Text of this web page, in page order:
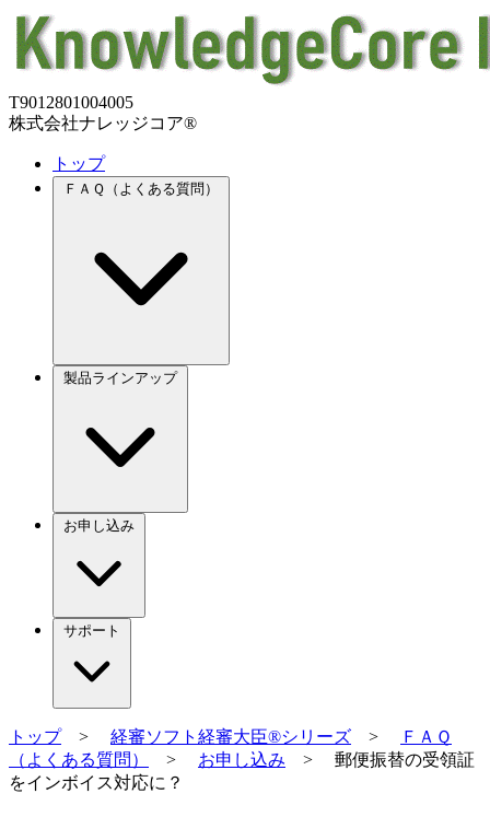
T9012801004005
株式会社ナレッジコア®
トップ
ＦＡＱ（よくある質問）
製品ラインアップ
お申し込み
サポート
トップ> 経審ソフト経審大臣®シリーズ >
ＦＡＱ
（よくある質問）
> お申し込み > 郵便振替の受領証
をインボイス対応に？